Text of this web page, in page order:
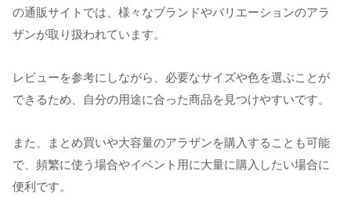
の通販サイトでは、様々なブランドやバリエーションのアラ
ザンが取り扱われています。
レビューを参考にしながら、必要なサイズや色を選ぶことが
できるため、自分の用途に合った商品を見つけやすいです。
また、まとめ買いや大容量のアラザンを購入することも可能
で、頻繁に使う場合やイベント用に大量に購入したい場合に
便利です。